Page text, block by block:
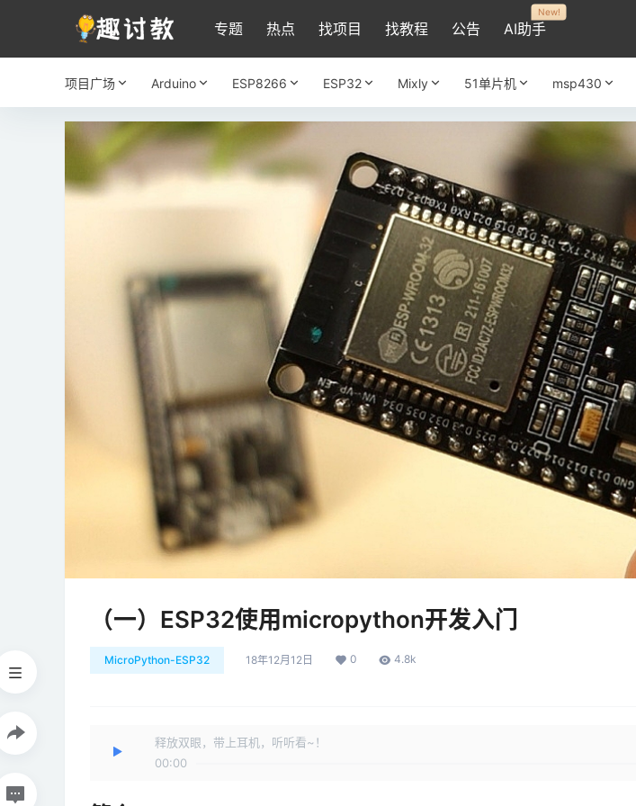
专题 热点 找项目 找教程 公告 AI助手
New!
项目广场 Arduino ESP8266 ESP32 Mixly 51单片机 msp430
（一）ESP32使用micropython开发入门
MicroPython-ESP32 18年12月12日 0 4.8k
释放双眼，带上耳机，听听看~！
00:00